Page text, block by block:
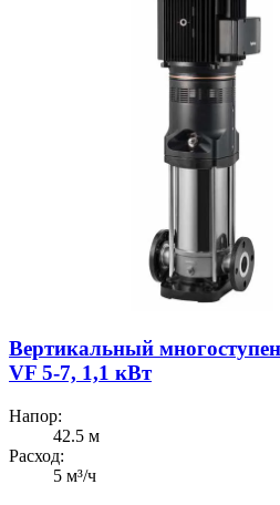
Вертикальный
VF 5-7, 1,1 кВт
Напор:
42.5 м
Расход:
5 м³/ч